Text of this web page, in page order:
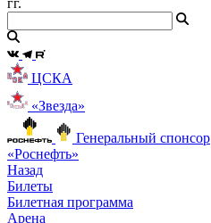
ЦСКА
«Звезда»
Генеральный спонсор
«Роснефть»
Назад
Билеты
Билетная программа
Арена